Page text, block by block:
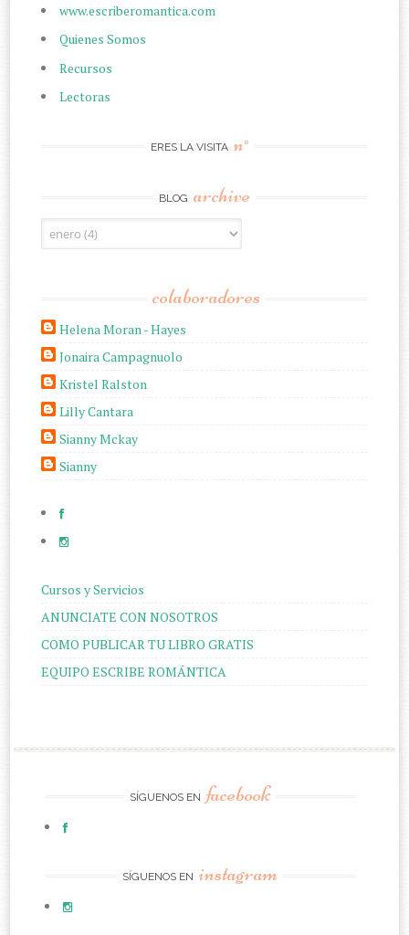
www.escriberomantica.com
Quienes Somos
Recursos
Lectoras
ERES LA VISITA n°
BLOG archive
colaboradores
Helena Moran - Hayes
Jonaira Campagnuolo
Kristel Ralston
Lilly Cantara
Sianny Mckay
Sianny
Cursos y Servicios
ANUNCIATE CON NOSOTROS
COMO PUBLICAR TU LIBRO GRATIS
EQUIPO ESCRIBE ROMÁNTICA
SÍGUENOS EN facebook
SÍGUENOS EN instagram